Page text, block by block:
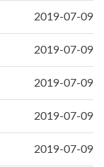
2019-07-09
2019-07-09
2019-07-09
2019-07-09
2019-07-09